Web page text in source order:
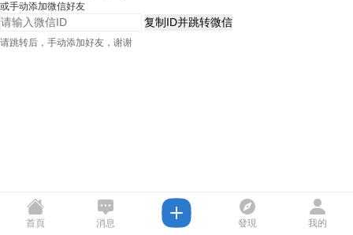
或手动添加微信好友
复制ID并跳转微信
请跳转后，手动添加好友，谢谢
首頁 消息 發現 我的